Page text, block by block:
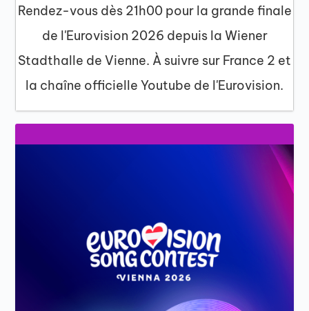
Rendez-vous dès 21h00 pour la grande finale
de l'Eurovision 2026 depuis la Wiener
Stadthalle de Vienne. À suivre sur France 2 et
la chaîne officielle Youtube de l'Eurovision.